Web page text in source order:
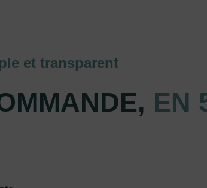
et transparent
EN